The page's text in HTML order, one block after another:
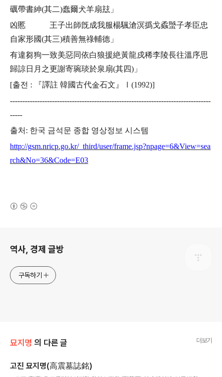
礪帶書紳(其二)蠢爾犬羊扇玆」
凶慝 王子出師旣成我服楊颿滄溟撝戈蟊蠈子孝臣忠
自家形國(其三)積善無祿輔德」
有違芻狗一致美惡同依白狼援絶黃龍戍稀李陵長往溫序思
歸諒日月之更謝寄琬琰於泉扇(其四)」
[출전 : 『譯註 韓國古代金石文』Ⅰ(1992)]
---------------------------------------------------------------------------------
-----
출처: 한국 금석문 종합 영상정보 시스템
http://gsm.nricp.go.kr/_third/user/frame.jsp?npage=6&View=sea
rch&No=36&Code=E03
역사, 경제 글방
구독하기
묘지명 의 다른 글 더보기
고진 묘지명(高震墓誌銘)